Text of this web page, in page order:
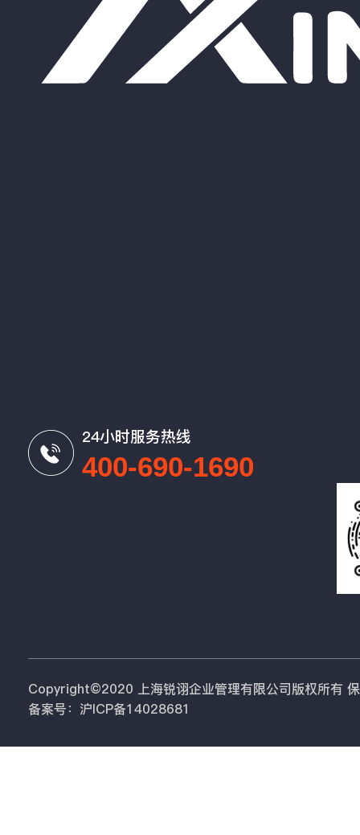
24小时服务热线
400-690-1690
Copyright©2020 上海锐诩企业管理有限公司版权所有
备案号：沪ICP备14028681